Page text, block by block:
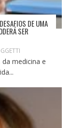
DE UMA
SER
medicina e